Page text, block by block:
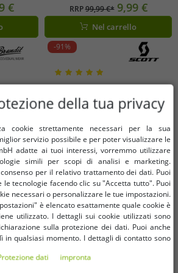
€ cotone I22PI4565, blu
RRP99,99 €* 9,99 €
Nel carrello
-91%
della tua privacy
cookie strettamente necessari per la sua
servizio possibile e per poter visualizzare le
adatte ai tuoi interessi, vorremmo utilizzare
simili per scopi di analisi e marketing.
per il relativo trattamento dei dati. Puoi
tecnologie facendo clic su "Accetta tutto". Puoi
necessari o personalizzare le tue impostazioni.
è elencato esattamente quale cookie è
utilizzato. I dettagli sui cookie utilizzati sono
sulla protezione dei dati. Puoi anche
in qualsiasi momento. I dettagli di contatto sono
dati impronta